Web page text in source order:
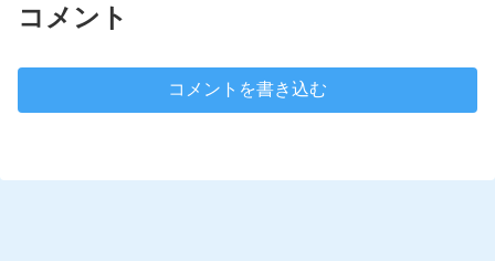
コメント
コメントを書き込む